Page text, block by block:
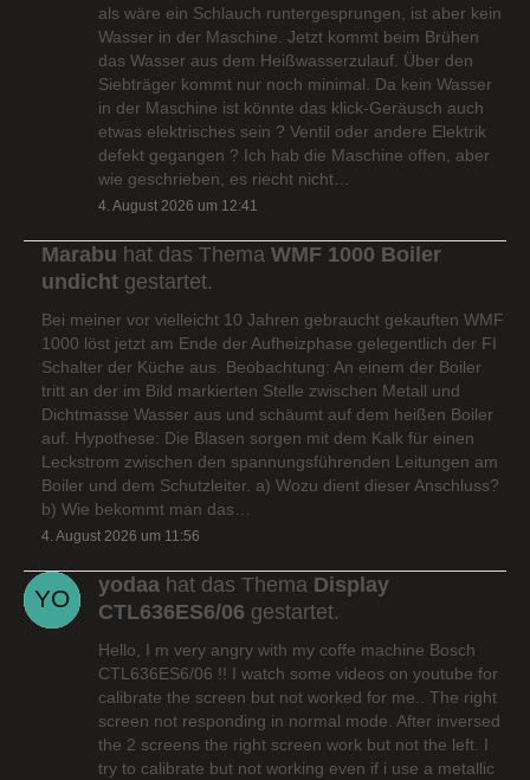
als wäre ein Schlauch runtergesprungen, ist aber kein
Wasser in der Maschine. Jetzt kommt beim Brühen
das Wasser aus dem Heißwasserzulauf. Über den
Siebträger kommt nur noch minimal. Da kein Wasser
in der Maschine ist könnte das klick-Geräusch auch
etwas elektrisches sein ? Ventil oder andere Elektrik
defekt gegangen ? Ich hab die Maschine offen, aber
wie geschrieben, es riecht nicht…
4. August 2026 um 12:41
Marabu hat das Thema WMF 1000 Boiler
undicht gestartet.
Bei meiner vor vielleicht 10 Jahren gebraucht gekauften WMF
1000 löst jetzt am Ende der Aufheizphase gelegentlich der FI
Schalter der Küche aus. Beobachtung: An einem der Boiler
tritt an der im Bild markierten Stelle zwischen Metall und
Dichtmasse Wasser aus und schäumt auf dem heißen Boiler
auf. Hypothese: Die Blasen sorgen mit dem Kalk für einen
Leckstrom zwischen den spannungsführenden Leitungen am
Boiler und dem Schutzleiter. a) Wozu dient dieser Anschluss?
b) Wie bekommt man das…
4. August 2026 um 11:56
yodaa hat das Thema Display
CTL636ES6/06 gestartet.
Hello, I m very angry with my coffe machine Bosch
CTL636ES6/06 !! I watch some videos on youtube for
calibrate the screen but not worked for me.. The right
screen not responding in normal mode. After inversed
the 2 screens the right screen work but not the left. I
try to calibrate but not working even if i use a metallic